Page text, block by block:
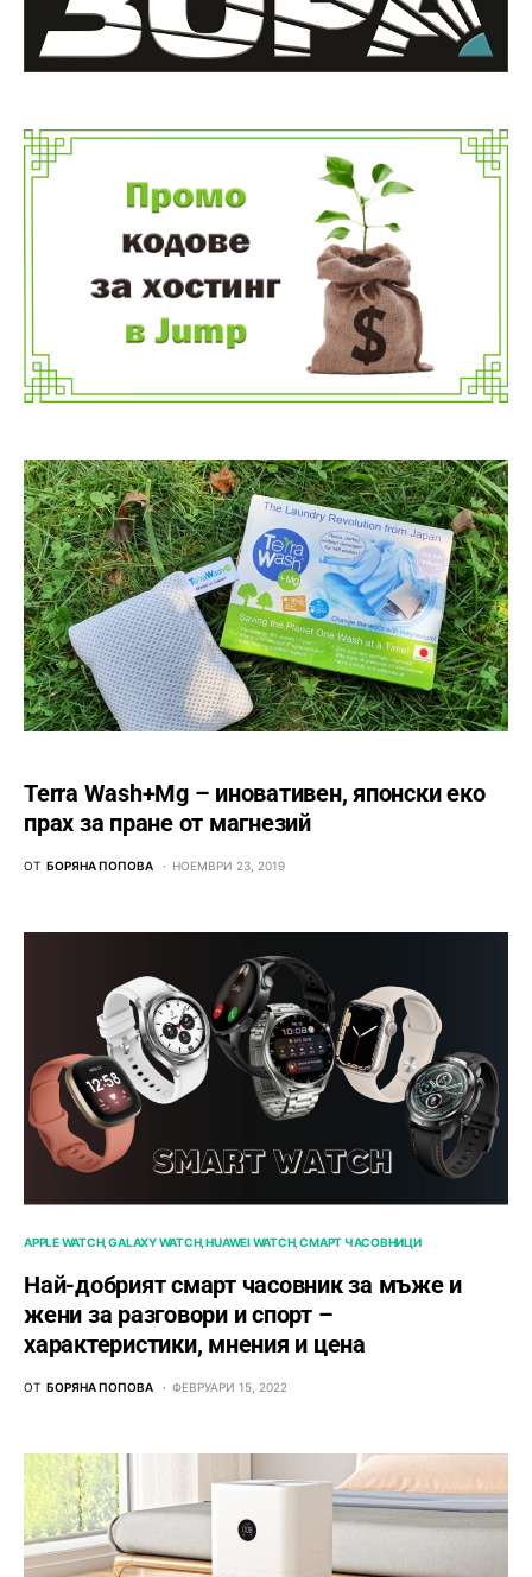
Terra Wash+Mg – иновативен, японски еко
прах за пране от магнезий
ОТ БОРЯНА ПОПОВА НОЕМВРИ 23, 2019
APPLE WATCH GALAXY WATCH HUAWEI WATCH СМАРТ ЧАСОВНИЦИ
Най-добрият смарт часовник за мъже и
жени за разговори и спорт –
характеристики, мнения и цена
ОТ БОРЯНА ПОПОВА ФЕВРУАРИ 15, 2022